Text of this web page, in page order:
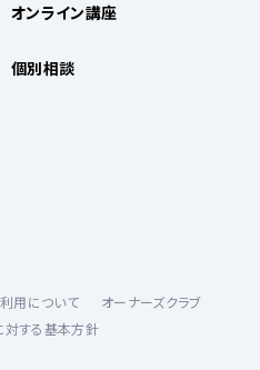
オンライン講座
個別相談
用について
オーナーズクラブ
対する基本方針